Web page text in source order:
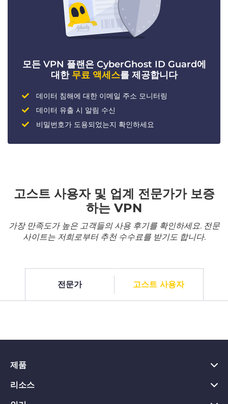
모든 VPN 플랜은 CyberGhost ID Guard에
대한 무료 액세스를 제공합니다
데이터 침해에 대한 이메일 주소 모니터링
데이터 유출 시 알림 수신
비밀번호가 도용되었는지 확인하세요
고스트 사용자 및 업계 전문가가 보증
하는 VPN
가장 만족도가 높은 고객들의 사용 후기를 확인하세요. 전문
사이트는 저희로부터 추천 수수료를 받기도 합니다.
전문가 고스트 사용자
제품
PC용 VPN
리소스